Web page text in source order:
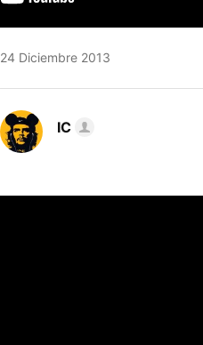
24 Diciembre 2013
IC